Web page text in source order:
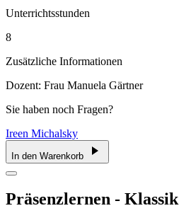
Unterrichtsstunden
8
Zusätzliche Informationen
Dozent: Frau Manuela Gärtner
Sie haben noch Fragen?
Ireen Michalsky
In den Warenkorb
Präsenzlernen - Klassik